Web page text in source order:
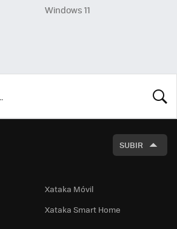
Windows 11
SUBIR
Xataka Móvil
Xataka Smart Home